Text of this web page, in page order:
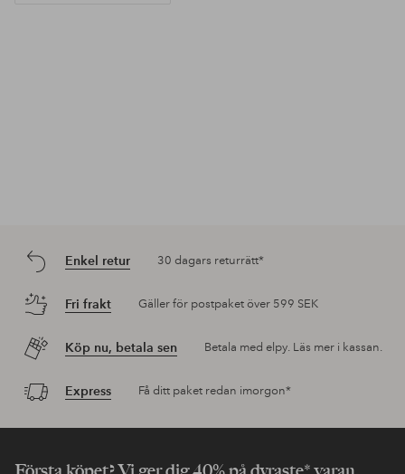
Enkel retur 30 dagars returrätt*
Fri frakt Gäller för postpaket över 599 SEK
Köp nu, betala sen Betala med elpy. Läs mer i kassan.
Express Få ditt paket redan imorgon*